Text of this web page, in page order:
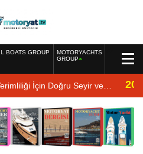
BOATS GROUP
MOTORYACHTS
GROUP
İçin Doğru Seyir ve